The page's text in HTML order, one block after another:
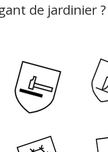
de jardinier ?